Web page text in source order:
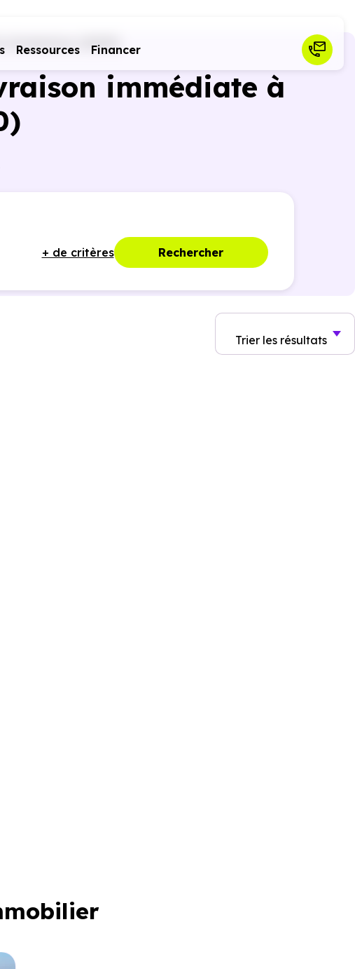
Ressources Financer
Gratentour (31150)
immédiate à
+ de critères Rechercher
Trier les résultats